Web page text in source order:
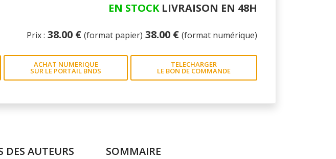
EN STOCKLIVRAISON EN 48H
Prix : 38.00 € (format papier) 38.00 € (format numérique)
ACHAT NUMERIQUE
SUR LE PORTAIL BNDS
TELECHARGER
LE BON DE COMMANDE
DES AUTEURS SOMMAIRE